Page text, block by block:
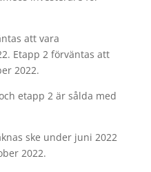
att vara
Etapp 2 förväntas att
2022.
etapp 2 är sålda med
ske under juni 2022
2022.